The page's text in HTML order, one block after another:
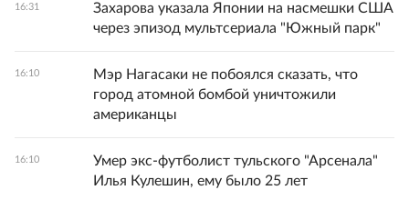
16:31
Захарова указала Японии на насмешки США
через эпизод мультсериала "Южный парк"
16:10
Мэр Нагасаки не побоялся сказать, что
город атомной бомбой уничтожили
американцы
16:10
Умер экс-футболист тульского "Арсенала"
Илья Кулешин, ему было 25 лет